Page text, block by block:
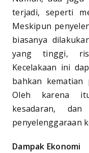
terjadi, seperti
Meskipun
biasanya
yang tinggi,
Kecelakaan ini
bahkan kematian
Oleh karena
kesadaran,
penyelenggaraan
Dampak Ekonomi